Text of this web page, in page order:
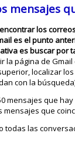
mensajes
los
es el punto
es buscar por
la página de
localizar
con la
mensajes que
mensajes que
todas las